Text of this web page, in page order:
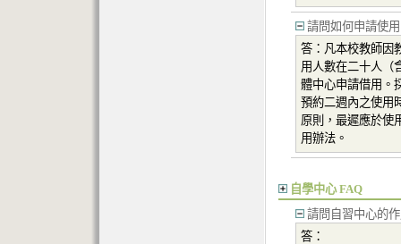
請問如何申請使
答：凡本校教師因
用人數在二十人（
體中心申請借用。
預約二週內之使用
原則，最遲應於
用辦法。
自學中心 FAQ
請問自習中心的
答：